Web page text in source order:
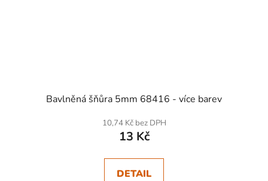
Bavlněná šňůra 5mm 68416 - více barev
10,74 Kč bez DPH
13 Kč
DETAIL